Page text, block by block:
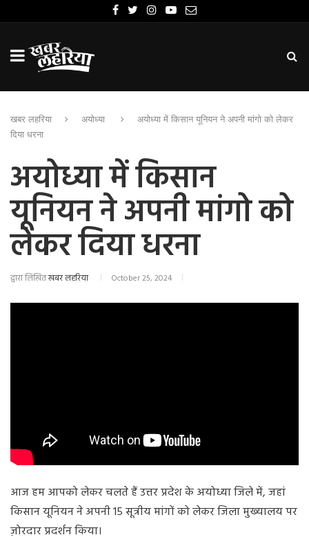
खबर लहरिया अयोध्या
अयोध्या में किसान यूनियन ने अपनी मांगो को लेकर
दिया धरना
अयोध्या में किसान
यूनियन ने अपनी मांगो को
लेकर दिया धरना
द्वारा लिखितखबर लहरिया October 25, 2024
आज हम आपको लेकर चलते हैं उत्तर प्रदेश के अयोध्या जिले में, जहां
किसान यूनियन ने अपनी 15 सूत्रीय मांगों को लेकर जिला मुख्यालय पर
ज़ोरदार प्रदर्शन किया।